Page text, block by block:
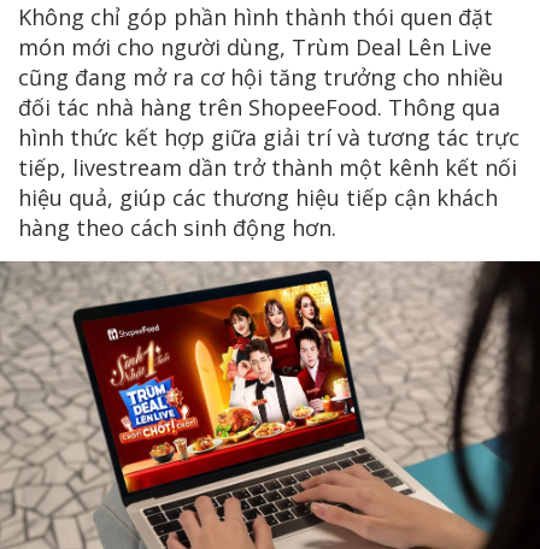
Không chỉ góp phần hình thành thói quen đặt
món mới cho người dùng, Trùm Deal Lên Live
cũng đang mở ra cơ hội tăng trưởng cho nhiều
đối tác nhà hàng trên ShopeeFood. Thông qua
hình thức kết hợp giữa giải trí và tương tác trực
tiếp, livestream dần trở thành một kênh kết nối
hiệu quả, giúp các thương hiệu tiếp cận khách
hàng theo cách sinh động hơn.